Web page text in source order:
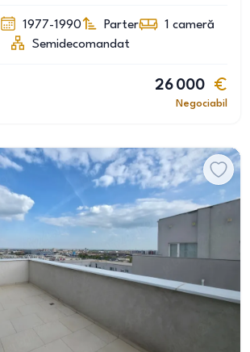
1977-1990 Parter 1 cameră
Semidecomandat
26 000
Negociabil